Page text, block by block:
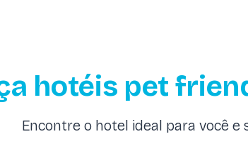
hotéis pet
Encontre o hotel ideal para você e